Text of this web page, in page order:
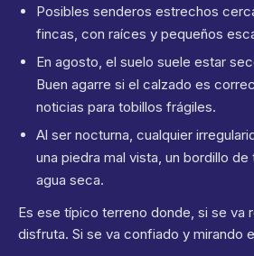
Posibles senderos estrechos
fincas, con raíces y pequeños
En agosto, el suelo suele estar
Buen agarre si el calzado es
noticias para tobillos frágiles.
Al ser nocturna, cualquier
una piedra mal vista, un bordillo
agua seca.
Es ese típico terreno donde, si se va
disfruta. Si se va confiado y mirando